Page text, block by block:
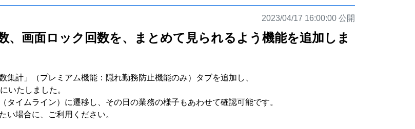
2023/04/17 16:00:00 公開
、画面ロック回数を、まとめて見られるよう機能を追加しま
計」（プレミアム機能：隠れ勤務防止機能のみ）タブを追加し、
いたしました。
イムライン）に遷移し、その日の業務の様子もあわせて確認可能です。
い場合に、ご利用ください。